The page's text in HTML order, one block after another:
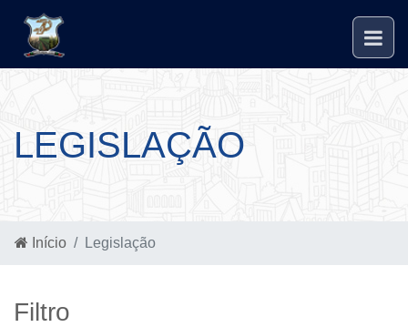
LEGISLAÇÃO
Início Legislação
Filtro